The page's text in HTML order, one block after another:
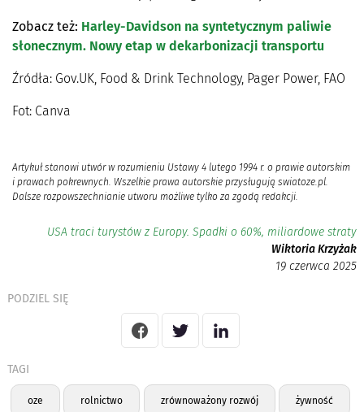
Zobacz też: Harley-Davidson na syntetycznym paliwie
słonecznym. Nowy etap w dekarbonizacji transportu
Źródła: Gov.UK, Food & Drink Technology, Pager Power, FAO
Fot: Canva
Artykuł stanowi utwór w rozumieniu Ustawy 4 lutego 1994 r. o prawie autorskim
i prawach pokrewnych. Wszelkie prawa autorskie przysługują swiatoze.pl.
Dalsze rozpowszechnianie utworu możliwe tylko za zgodą redakcji.
USA traci turystów z Europy. Spadki o 60%, miliardowe straty
Wiktoria Krzyżak
19 czerwca 2025
PODZIEL SIĘ
TAGI
oze rolnictwo zrównoważony rozwój żywność